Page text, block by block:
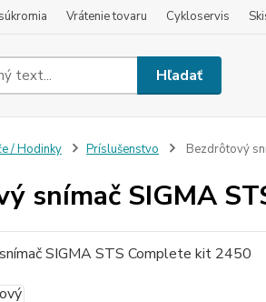
Vrátenie tovaru Cykloservis
Hľadať
/ Hodinky Príslušenstvo Bezdrôtový
snímač SIGMA